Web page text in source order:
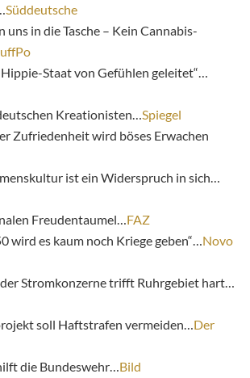
Süddeutsche
uns in die Tasche – Kein Cannabis-
Hippie-Staat von Gefühlen geleitet“…
Kreationisten…Spiegel
Zufriedenheit wird böses Erwachen
ist ein Widerspruch in sich…
Freudentaumel…FAZ
wird es kaum noch Kriege geben“…Novo
Stromkonzerne trifft Ruhrgebiet hart…
soll Haftstrafen vermeiden…Der
die Bundeswehr…Bild